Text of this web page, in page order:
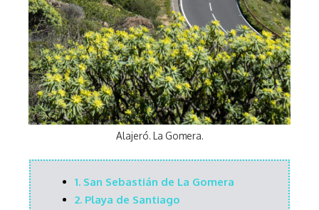
Alajeró. La Gomera.
1. San Sebastián de La Gomera
2. Playa de Santiago